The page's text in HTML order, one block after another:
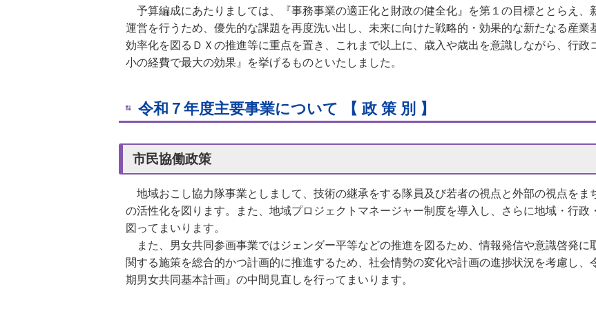
予算編成にあたりましては、『事務事業の適正化と財政の健全化』を第１の目標ととらえ、
運営を行うため、優先的な課題を再度洗い出し、未来に向けた戦略的・効果的な新たなる産
効率化を図るＤＸの推進等に重点を置き、
これまで以上に、歳入や歳出を意識しながら、行
小の経費で最大の効果』を挙げるものといたしました。
令和７年度主要事業について 【 政 策 別 】
市民協働政策
地域おこし協力隊事業としまして、技術の継承をする隊員及び若者の視点と外部の視点を
の活性化を図ります。また、地域プロジェクトマネージャー制度を導入し、さらに地域・行
図ってまいります。
また、男女共同参画事業ではジェンダー平等などの推進を図るため、情報発信や意識啓発に
関する施策を総合的かつ計画的に推進するため、社会情勢の変化や計画の進捗状況を考慮し、
期男女共同基本計画』の中間見直しを行ってまいります。